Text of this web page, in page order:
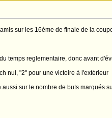
sur les 16ème de finale de la
temps reglementaire, donc avant
nul, "2" pour une victoire à l'extérieur
sur le nombre de buts marqués